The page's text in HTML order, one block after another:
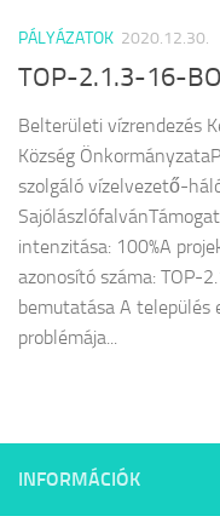
PÁLYÁZATOK 2020.12.30.
TOP-2.1.3-16-
Belterületi vízrendezés
Község
szolgáló vízelvezető-
intenzitása: 100%A
azonosító száma:
bemutatása A település
problémája...
INFORMÁCIÓK